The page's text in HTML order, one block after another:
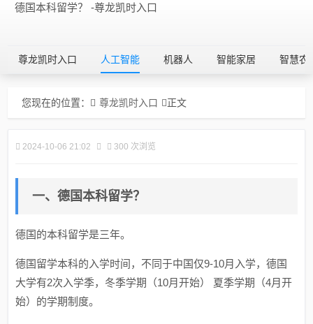
德国本科留学？ -尊龙凯时入口
尊龙凯时入口 人工智能 机器人 智能家居 智慧农
您现在的位置： 尊龙凯时入口 正文
2024-10-06 21:02 300 次浏览
一、德国本科留学？
德国的本科留学是三年。
德国留学本科的入学时间，不同于中国仅9-10月入学，德国
大学有2次入学季，冬季学期（10月开始） 夏季学期（4月开
始）的学期制度。